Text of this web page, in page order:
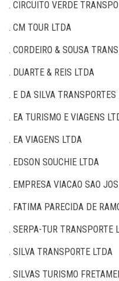
. CIRCUITO VERDE
. CM TOUR LTDA
. CORDEIRO & SOUSA
. DUARTE & REIS LTDA
. E DA SILVA TRANSPORTES
. EA TURISMO E VIAGENS
. EA VIAGENS LTDA
. EDSON SOUCHIE LTDA
. EMPRESA VIACAO SAO
. FATIMA PARECIDA DE
. SERPA-TUR TRANSPORTE
. SILVA TRANSPORTE LTDA
. SILVAS TURISMO